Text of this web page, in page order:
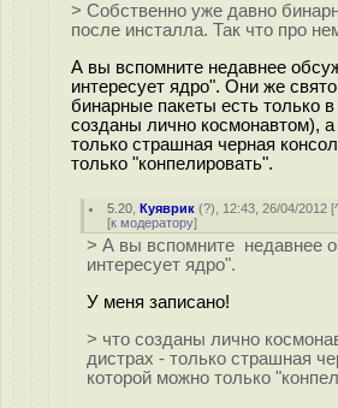
> Собственно уже давно
после инсталла. Так что про
А вы вспомните недавнее
интересует ядро". Они же
бинарные пакеты есть только
созданы лично космонавтом),
только страшная черная
только "конпелировать".
5.20 ,Куяврик (?), 12:43, 26/04/2012 [
[к модератору]
> А вы вспомните недавнее
интересует ядро".
У меня записано!
> что созданы лично
дистрах - только страшная
которой можно только